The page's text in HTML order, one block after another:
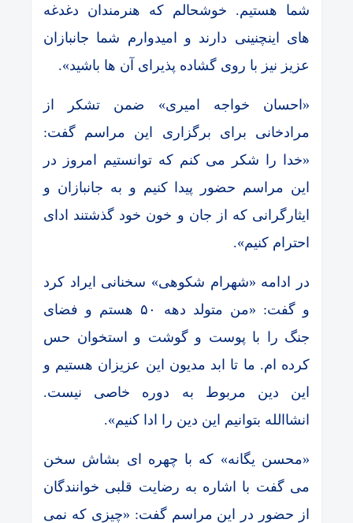
شما هستیم. خوشحالم که هنرمندان دغدغه
های اینچنینی دارند و امیدوارم شما جانبازان
عزیز نیز با روی گشاده پذیرای آن ها باشید».
«احسان خواجه امیری» ضمن تشکر از
مرادخانی برای برگزاری این مراسم گفت:
«خدا را شکر می کنم که توانستیم امروز در
این مراسم حضور پیدا کنیم و به جانبازان و
ایثارگرانی که از جان و خون خود گذشتند ادای
احترام کنیم».
در ادامه «شهرام شکوهی» سخنانی ایراد کرد
و گفت: «من متولد دهه ۵۰ هستم و فضای
جنگ را با پوست و گوشت و استخوان حس
کرده ام. ما تا ابد مدیون این عزیزان هستیم و
این دین مربوط به دوره خاصی نیست.
انشاالله بتوانیم این دین را ادا کنیم».
«محسن یگانه» که با چهره ای بشاش سخن
می گفت با اشاره به رضایت قلبی خوانندگان
از حضور در این مراسم گفت: «چیزی که نمی